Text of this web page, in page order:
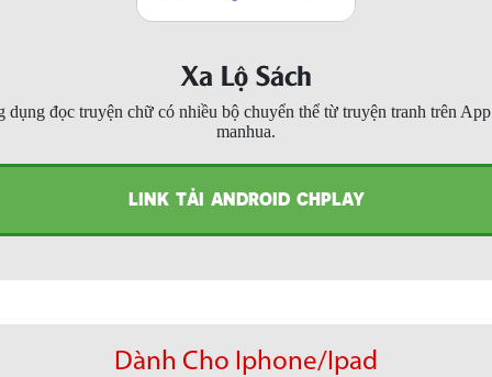
Xa Lộ Sách
dụng đọc truyện chữ có nhiều bộ chuyển thể từ truyện tranh trên
manhua.
LINK TẢI ANDROID CHPLAY
Dành Cho Iphone/Ipad